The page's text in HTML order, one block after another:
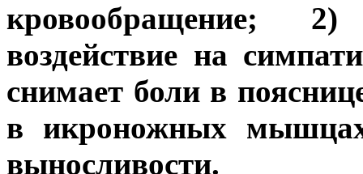
кровообращение; 2)
воздействие на
снимает боли в
в икроножных
выносливости.